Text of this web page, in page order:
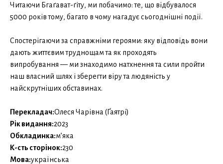
Читаючи Бгаґават-ґіту, ми побачимо: те, що відбувалося
5000 років тому, багато в чому нагадує сьогоднішні події.
Спостерігаючи за справжніми героями: яку відповідь вони
дають життєвим труднощам та як проходять
випробування — ми знаходимо натхнення та сили пройти
наш власний шлях і зберегти віру та людяність у
найскрутніших обставинах.
Перекладач:Олеся Чарівна (Ґаятрі)
Рік видання:2023
Обкладинка:м’яка
К-сть сторінок:230
Мова:українська